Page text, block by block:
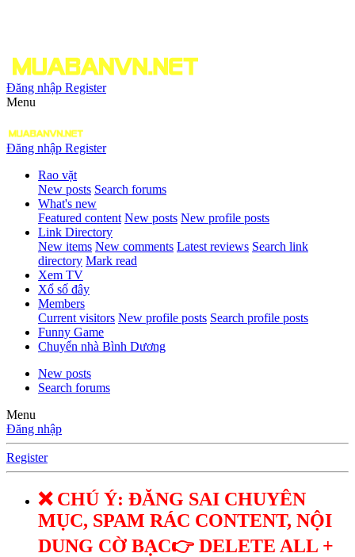
Đăng nhập Register
Menu
Đăng nhập Register
Rao vặt
New posts Search forums
What's new
Featured content New posts New profile posts
Link Directory
New items New comments Latest reviews Search link
directory Mark read
Xem TV
Xổ số đây
Members
Current visitors New profile posts Search profile posts
Funny Game
Chuyển nhà Bình Dương
New posts
Search forums
Menu
Đăng nhập
Register
❌ CHÚ Ý: ĐĂNG SAI CHUYÊN
MỤC, SPAM RÁC CONTENT, NỘI
DUNG CỜ BẠC👉 DELETE ALL +